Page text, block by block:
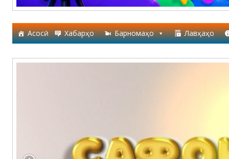
Асосӣ Хабарҳо Барномаҳо Лавҳаҳо